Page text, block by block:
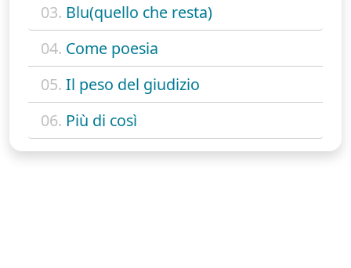
03. Blu(quello che resta)
04. Come poesia
05. Il peso del giudizio
06. Più di così